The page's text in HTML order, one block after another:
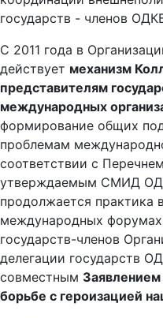
государств - членов
С 2011 года в
действует механизм
представителям
международных
формирование общих
проблемам
соответствии с
утверждаемым СМИД
продолжается практика
международных
государств-членов
делегации государств
совместным
борьбе с героизацией